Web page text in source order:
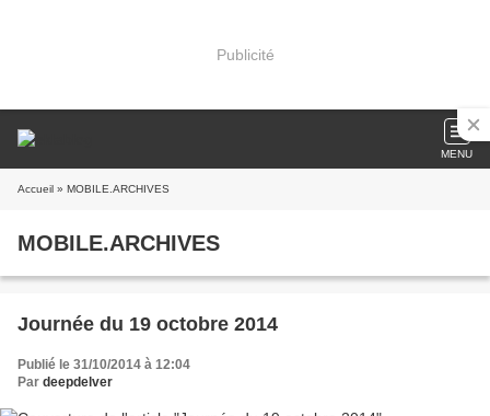
Publicité
MENU
Accueil » MOBILE.ARCHIVES
MOBILE.ARCHIVES
Journée du 19 octobre 2014
Publié le 31/10/2014 à 12:04
Par deepdelver